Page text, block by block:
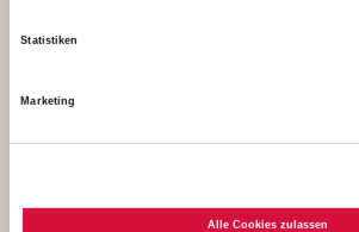
Statistiken
Marketing
Alle Cookies zulassen
Die Kapelle der Fazenda da